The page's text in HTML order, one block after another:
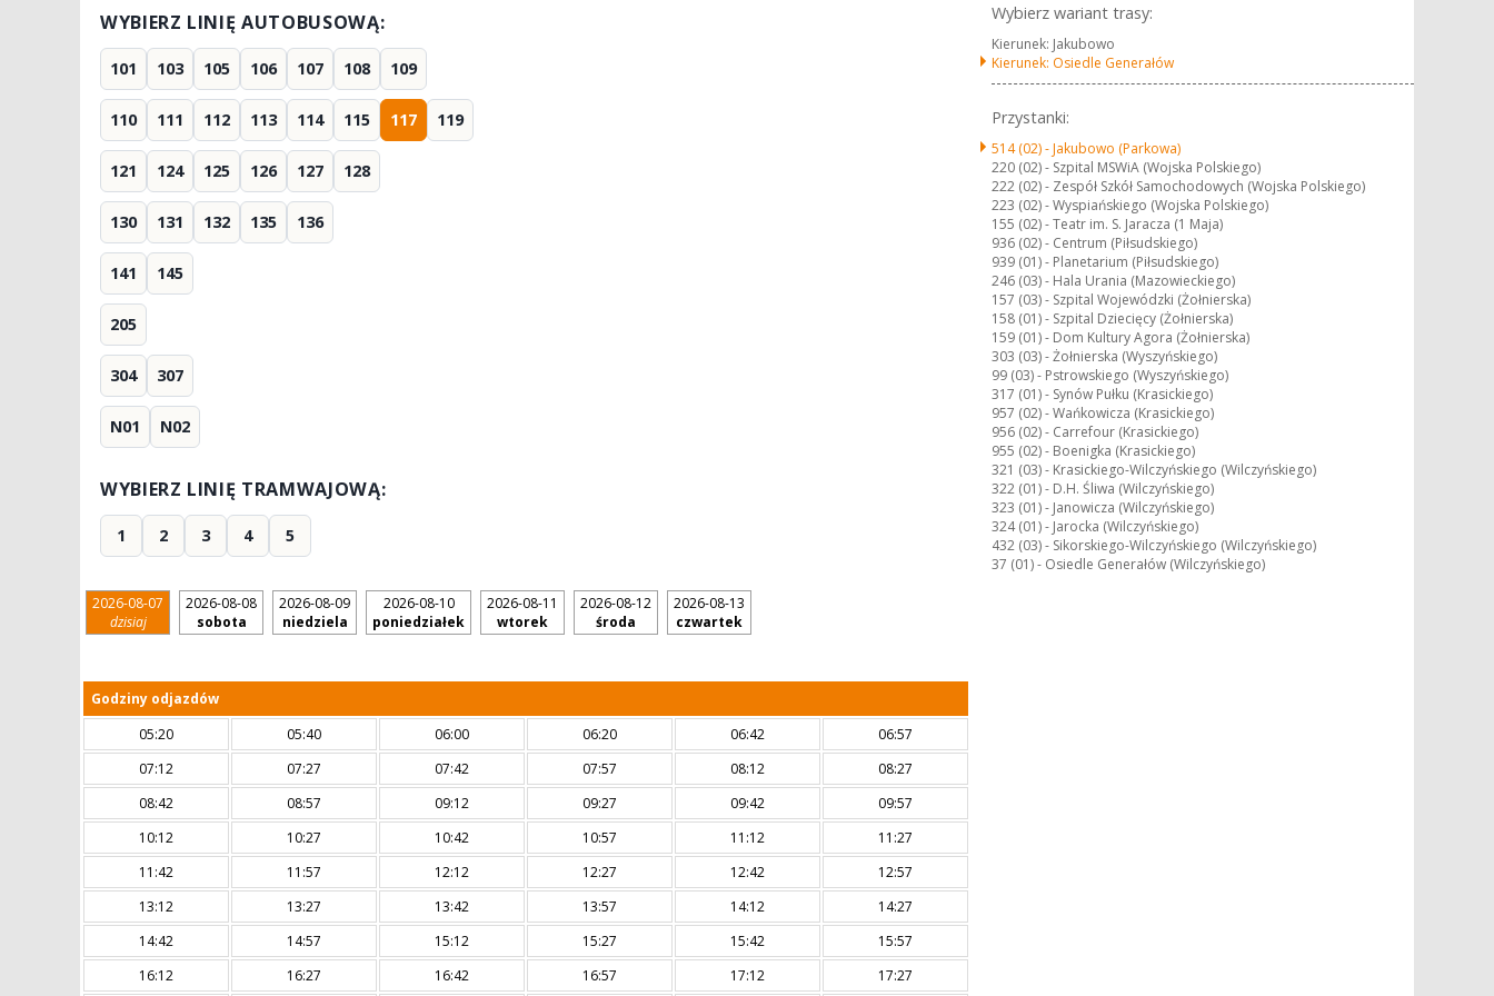
WYBIERZ LINIĘ AUTOBUSOWĄ:
101 103 105 106 107 108 109
110 111 112 113 114 115 117 119
121 124 125 126 127 128
130 131 132 135 136
141 145
205
304 307
N01 N02
WYBIERZ LINIĘ TRAMWAJOWĄ:
1 2 3 4 5
2026-08-07
dzisiaj
2026-08-08
sobota
2026-08-09
niedziela
2026-08-10
poniedziałek
2026-08-11
wtorek
2026-08-12
środa
2026-08-13
czwartek
Godziny odjazdów
05:20
05:40 06:00 06:20 06:42
06:57
07:12
07:27 07:42 07:57 08:12
08:27
08:42
08:57 09:12 09:27 09:42
09:57
10:12
10:27 10:42 10:57 11:12
11:27
11:42
11:57 12:12 12:27 12:42
12:57
13:12
13:27 13:42 13:57 14:12
14:27
14:42
14:57 15:12 15:27 15:42
15:57
16:12
16:27 16:42 16:57 17:12 17:27
Wybierz wariant trasy:
Kierunek: Jakubowo
Kierunek: Osiedle Generałów
Przystanki:
514 (02) -Jakubowo (Parkowa)
220 (02) - Szpital MSWiA (Wojska Polskiego)
222 (02) - Zespół Szkół Samochodowych (Wojska Polskiego)
223 (02) -Wyspiańskiego (Wojska Polskiego)
155 (02) -Teatr im. S. Jaracza (1 Maja)
936 (02) - Centrum (Piłsudskiego)
939 (01) - Planetarium (Piłsudskiego)
246 (03) - Hala Urania (Mazowieckiego)
157 (03) - Szpital Wojewódzki (Żołnierska)
158 (01) - Szpital Dziecięcy (Żołnierska)
159 (01) - Dom Kultury Agora (Żołnierska)
303 (03) -Żołnierska (Wyszyńskiego)
99 (03) - Pstrowskiego (Wyszyńskiego)
317 (01) - Synów Pułku (Krasickiego)
957 (02) -Wańkowicza (Krasickiego)
956 (02) - Carrefour (Krasickiego)
955 (02) - Boenigka (Krasickiego)
321 (03) - Krasickiego-Wilczyńskiego (Wilczyńskiego)
322 (01) - D.H. Śliwa (Wilczyńskiego)
323 (01) - Janowicza (Wilczyńskiego)
324 (01) - Jarocka (Wilczyńskiego)
432 (03) - Sikorskiego-Wilczyńskiego (Wilczyńskiego)
37 (01) - Osiedle Generałów (Wilczyńskiego)